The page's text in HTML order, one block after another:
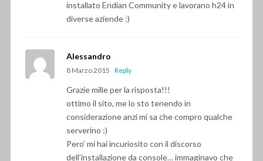
installato Endian Community e lavorano h24 in
diverse aziende :)
Alessandro
8 Marzo 2015 Reply
Grazie mille per la risposta!!!
ottimo il sito, me lo sto tenendo in
considerazione anzi mi sa che compro qualche
serverino :)
Pero’ mi hai incuriosito con il discorso
dell’installazione da console… immaginavo che